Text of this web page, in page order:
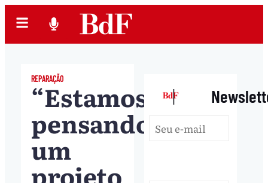
REPARAÇÃO
“Estamos
pensando
um
projeto
|